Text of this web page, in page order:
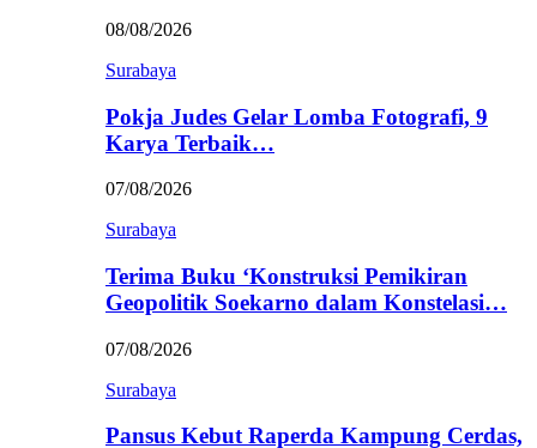
08/08/2026
Surabaya
Pokja Judes Gelar Lomba Fotografi, 9
Karya Terbaik…
07/08/2026
Surabaya
Terima Buku ‘Konstruksi Pemikiran
Geopolitik Soekarno dalam Konstelasi…
07/08/2026
Surabaya
Pansus Kebut Raperda Kampung Cerdas,